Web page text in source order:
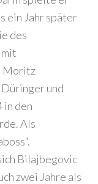
ein Jahr später
des
Moritz
und
in den
Als
Bilajbegovic
zwei Jahre als